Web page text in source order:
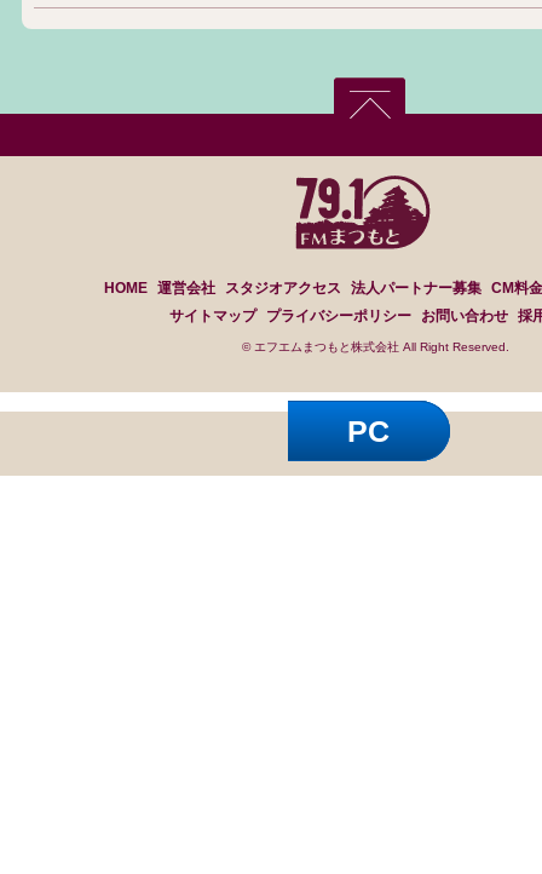
HOME 運営会社 スタジオアクセス 法人パートナー募集 CM料
サイトマップ
プライバシーポリシー お問い合わせ 採
© エフエムまつもと株式会社 All Right Reserved.
PC